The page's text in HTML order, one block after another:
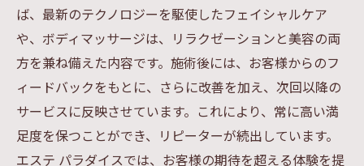
ば、最新のテクノロジーを駆使したフェイシャルケア
や、ボディマッサージは、リラクゼーションと美容の両
方を兼ね備えた内容です。施術後には、お客様からのフ
ィードバックをもとに、さらに改善を加え、次回以降の
サービスに反映させています。これにより、常に高い満
足度を保つことができ、リピーターが続出しています。
エステ パラダイスでは、お客様の期待を超える体験を提